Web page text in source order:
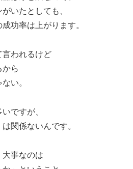
いたとしても、
功率は上がります。
言われるけど
から
い。
ですが、
関係ないんです。
大事なのは